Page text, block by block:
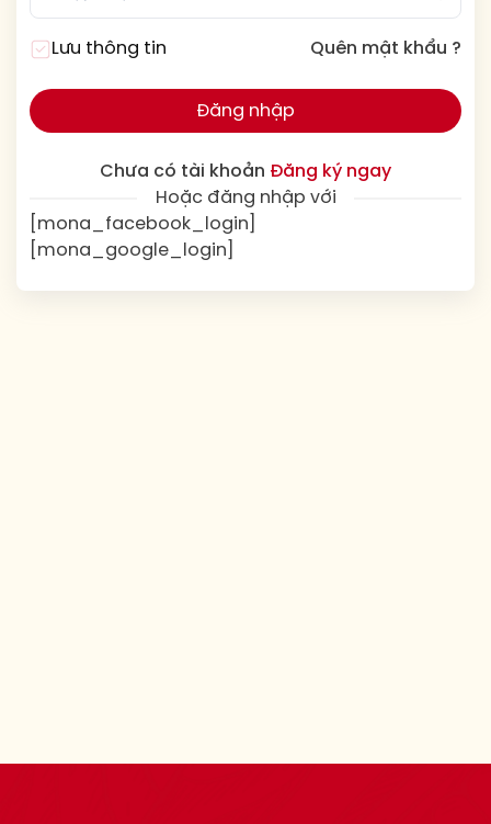
Lưu thông tin Quên mật khẩu ?
Đăng nhập
Chưa có tài khoản Đăng ký ngay
Hoặc đăng nhập với
[mona_facebook_login]
[mona_google_login]